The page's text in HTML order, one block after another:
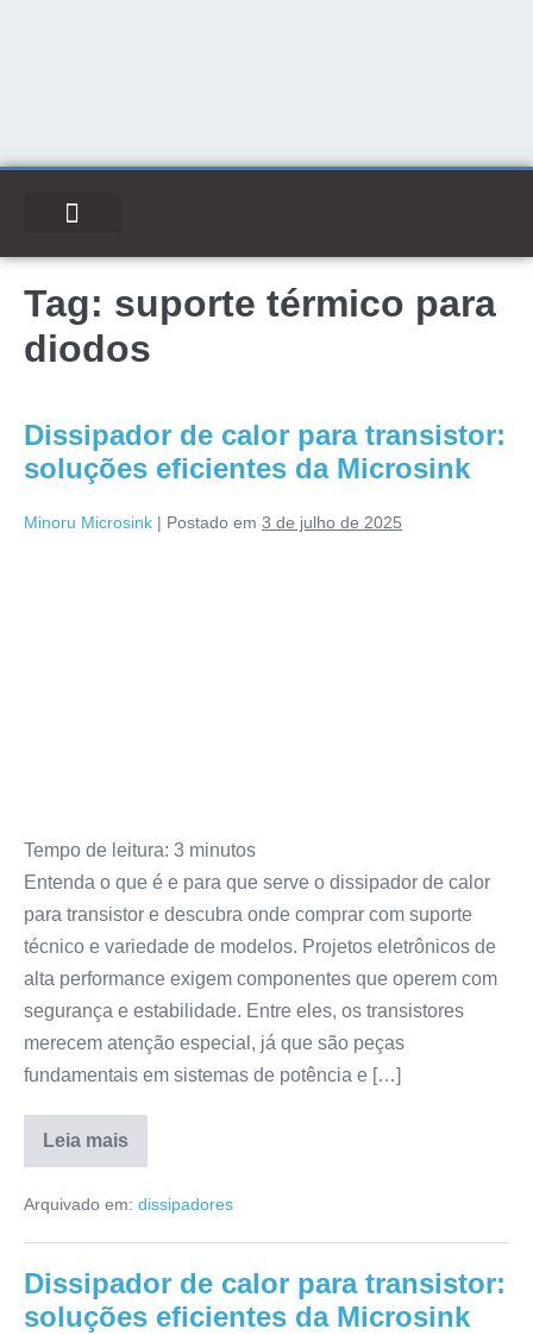
Tag: suporte térmico para
diodos
Dissipador de calor para transistor:
soluções eficientes da Microsink
Minoru Microsink | Postado em 3 de julho de 2025
Tempo de leitura: 3 minutos
Entenda o que é e para que serve o dissipador de calor
para transistor e descubra onde comprar com suporte
técnico e variedade de modelos. Projetos eletrônicos de
alta performance exigem componentes que operem com
segurança e estabilidade. Entre eles, os transistores
merecem atenção especial, já que são peças
fundamentais em sistemas de potência e […]
Leia mais
Arquivado em: dissipadores
Dissipador de calor para transistor:
soluções eficientes da Microsink